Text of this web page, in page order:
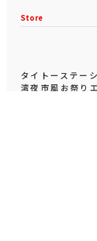
Store
タイトーステー
湾夜市風お祭り